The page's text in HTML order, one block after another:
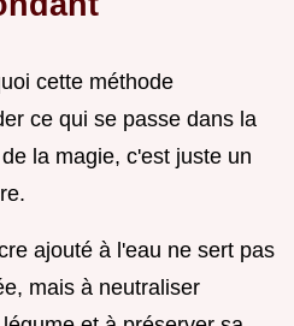
cette méthode
ce qui se passe dans la
la magie, c'est juste un
ajouté à l'eau ne sert pas
mais à neutraliser